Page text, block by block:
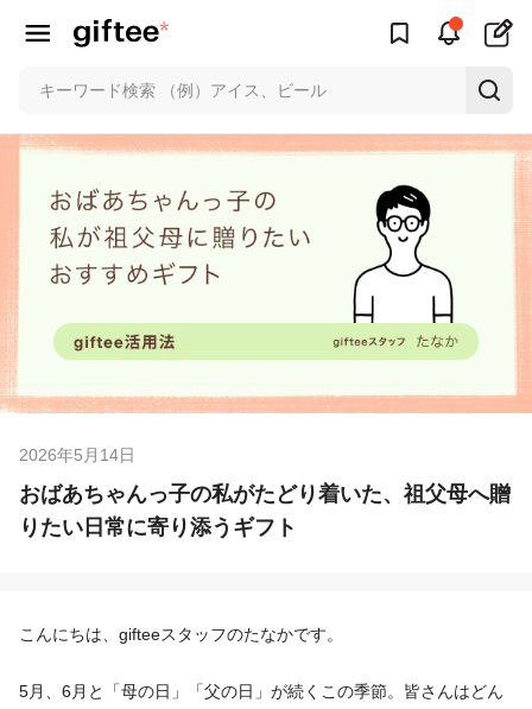
2026年5月14日
おばあちゃんっ子の私がたどり着いた、祖父母へ贈
りたい日常に寄り添うギフト
こんにちは、gifteeスタッフのたなかです。
5月、6月と「母の日」「父の日」が続くこの季節。皆さんはどん